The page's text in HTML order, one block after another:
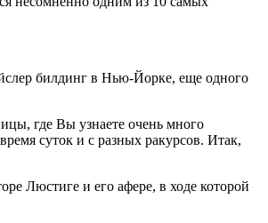
билдинг в Нью-Йорке, еще одного
где Вы узнаете очень много
суток и с разных ракурсов. Итак,
Люстиге и его афере, в ходе которой